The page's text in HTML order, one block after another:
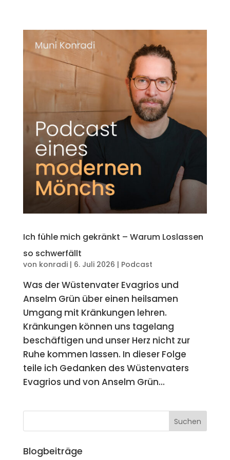
Ich fühle mich gekränkt – Warum Loslassen
so schwerfällt
von konradi| 6. Juli 2026 | Podcast
Was der Wüstenvater Evagrios und
Anselm Grün über einen heilsamen
Umgang mit Kränkungen lehren.
Kränkungen können uns tagelang
beschäftigen und unser Herz nicht zur
Ruhe kommen lassen. In dieser Folge
teile ich Gedanken des Wüstenvaters
Evagrios und von Anselm Grün...
Blogbeiträge